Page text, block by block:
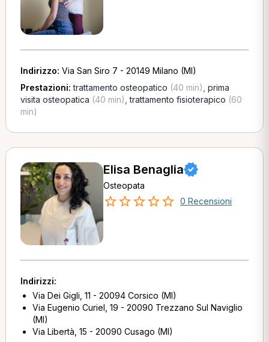
Indirizzo: Via San Siro 7 - 20149 Milano (MI)
Prestazioni:trattamento osteopatico (40 min) prima
visita osteopatica (40 min) ,trattamento fisioterapico (60
min)
Elisa Benaglia
Osteopata
0 Recensioni
Indirizzi:
Via Dei Gigli, 11 - 20094 Corsico (MI)
Via Eugenio Curiel, 19 - 20090 Trezzano Sul Naviglio
(MI)
Via Libertà, 15 - 20090 Cusago (MI)